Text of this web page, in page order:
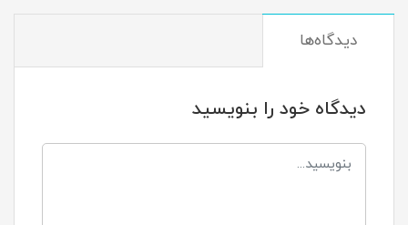
دیدگاه‌ها
دیدگاه خود را بنویسید